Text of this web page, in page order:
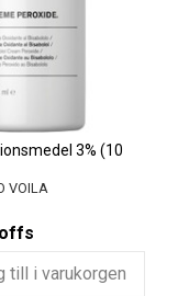
3% (10
VOILA
till i varukorgen